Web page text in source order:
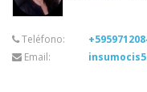
Teléfono:
Email: